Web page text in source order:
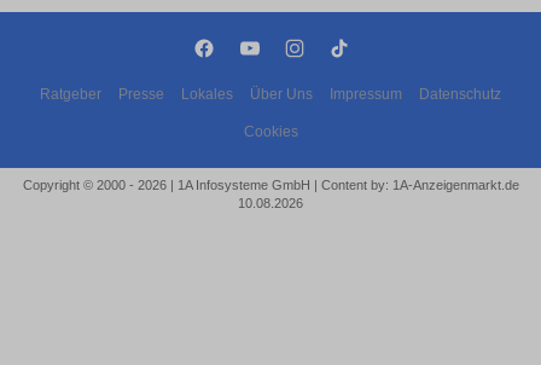
Ratgeber Presse Lokales Über Uns Impressum Datenschutz
Cookies
Copyright © 2000 - 2026 | 1A Infosysteme GmbH | Content by: 1A-Anzeigenmarkt.de
10.08.2026